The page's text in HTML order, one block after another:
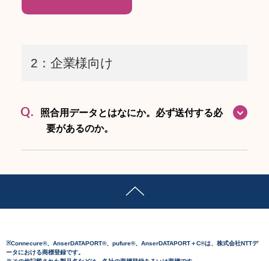
2：企業様向け
Q.
照合用データとはなにか。必ず送付する必
要があるのか。
※Connecure®、AnserDATAPORT®、pufure®、AnserDATAPORT＋C®は、株式会社NTTデ
ータにおける商標登録です。